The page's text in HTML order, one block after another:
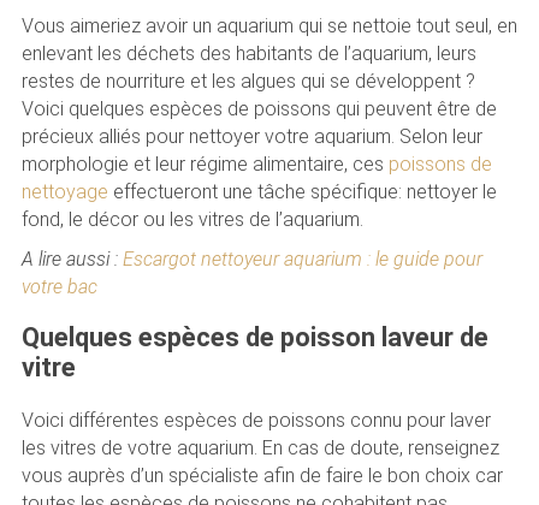
Vous aimeriez avoir un aquarium qui se nettoie tout seul, en
enlevant les déchets des habitants de l’aquarium, leurs
restes de nourriture et les algues qui se développent ?
Voici quelques espèces de poissons qui peuvent être de
précieux alliés pour nettoyer votre aquarium. Selon leur
morphologie et leur régime alimentaire, ces poissons de
nettoyage effectueront une tâche spécifique: nettoyer le
fond, le décor ou les vitres de l’aquarium.
A lire aussi : Escargot nettoyeur aquarium : le guide pour
votre bac
Quelques espèces de poisson laveur de
vitre
Voici différentes espèces de poissons connu pour laver
les vitres de votre aquarium. En cas de doute, renseignez
vous auprès d’un spécialiste afin de faire le bon choix car